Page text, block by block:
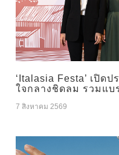
‘Italasia Festa’ เปิด
ใจกลางชิดลม รวมแบ
7 สิงหาคม 2569